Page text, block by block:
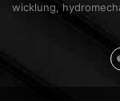
wicklung,